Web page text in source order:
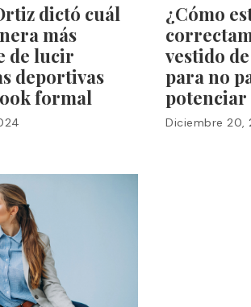
dictó cuál
más
de lucir
deportivas
formal
¿Cómo
vestido
para no
potenciar
Diciembre 20,